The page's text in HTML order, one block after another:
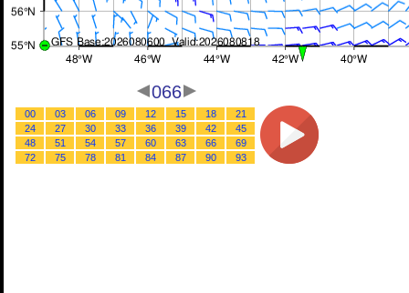
066
00 03 06 09 12 15 18
21
24
27 30 33 36 39 42
45
48
51 54 57 60 63 66
69
72
75 78 81 84 87 90 93